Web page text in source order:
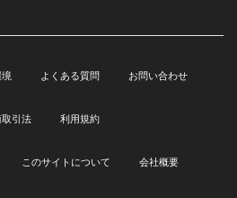
よくある質問 お問い合わせ
引法 利用規約
このサイトについて 会社概要